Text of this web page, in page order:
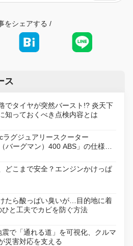
をシェアする /
ス
でタイヤが突然バースト!? 炎天下
知っておくべき点検内容とは
ラグジュアリースクーター
バーグマン）400 ABS」の仕様を
に発売
どこまで安全？エンジンかけっぱ
たら酸っぱい臭いが…目的地に着
ひと工夫でカビを防ぐ方法
で「通れる道」を可視化、クルマ
災害対応を支える